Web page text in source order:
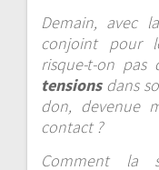
Demain, avec
conjoint pour
risque-t-on pas
tensionsdans
don, devenue
contact ?
Comment la